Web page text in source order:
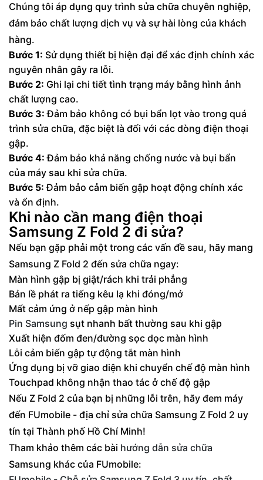
Chúng tôi áp dụng quy trình sửa chữa chuyên nghiệp,
đảm bảo chất lượng dịch vụ và sự hài lòng của khách
hàng.
Bước 1: Sử dụng thiết bị hiện đại để xác định chính xác
nguyên nhân gây ra lỗi.
Bước 2: Ghi lại chi tiết tình trạng máy bằng hình ảnh
chất lượng cao.
Bước 3: Đảm bảo không có bụi bẩn lọt vào trong quá
trình sửa chữa, đặc biệt là đối với các dòng điện thoại
gập.
Bước 4: Đảm bảo khả năng chống nước và bụi bẩn
của máy sau khi sửa chữa.
Bước 5: Đảm bảo cảm biến gập hoạt động chính xác
và ổn định.
Khi nào cần mang điện thoại
Samsung Z Fold 2 đi sửa?
Nếu bạn gặp phải một trong các vấn đề sau, hãy mang
Samsung Z Fold 2 đến sửa chữa ngay:
Màn hình gập bị giật/rách khi trải phẳng
Bản lề phát ra tiếng kêu lạ khi đóng/mở
Mất cảm ứng ở nếp gập màn hình
Pin Samsung sụt nhanh bất thường sau khi gập
Xuất hiện đốm đen/đường sọc dọc màn hình
Lỗi cảm biến gập tự động tắt màn hình
Ứng dụng bị vỡ giao diện khi chuyển chế độ màn hình
Touchpad không nhận thao tác ở chế độ gập
Nếu Z Fold 2 của bạn bị những lỗi trên, hãy đem máy
đến FUmobile - địa chỉ sửa chữa Samsung Z Fold 2 uy
tín tại Thành phố Hồ Chí Minh!
Tham khảo thêm các bài hướng dẫn sửa chữa
Samsung khác của FUmobile: